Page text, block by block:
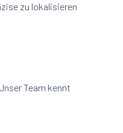
zu lokalisieren
Team kennt